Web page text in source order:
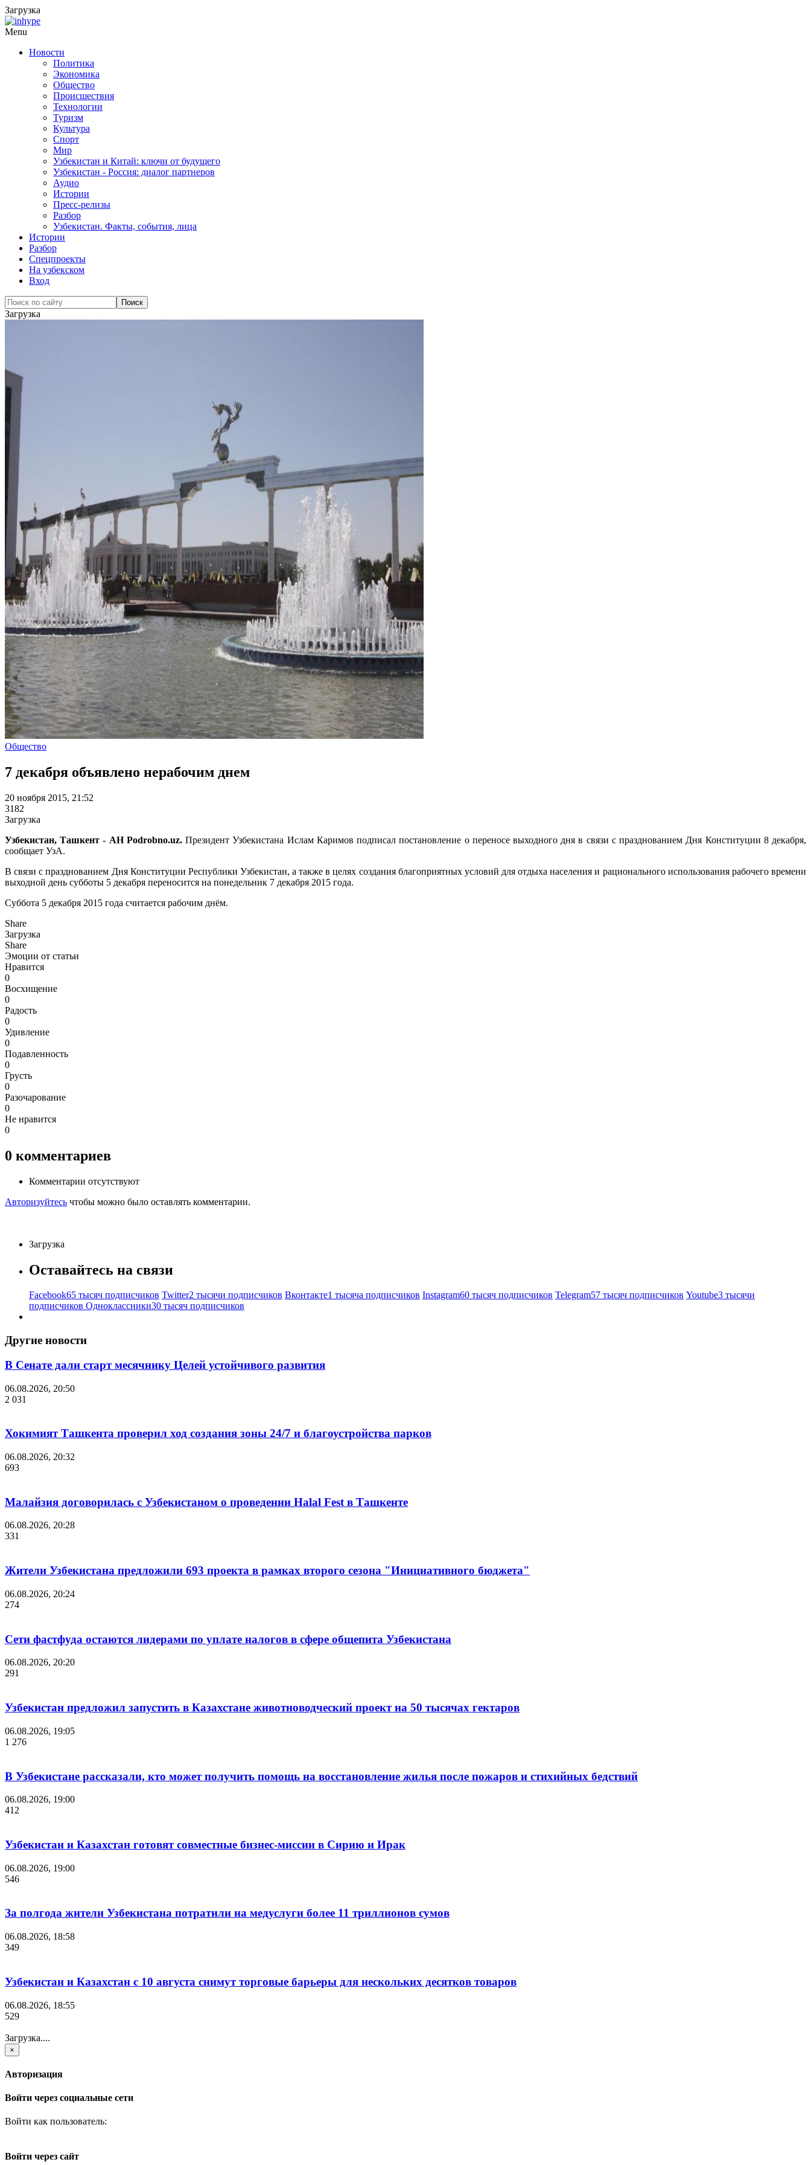
Загрузка
Menu
Новости
Политика
Экономика
Общество
Происшествия
Технологии
Туризм
Культура
Спорт
Мир
Узбекистан и Китай: ключи от будущего
Узбекистан - Россия: диалог партнеров
Аудио
Истории
Пресс-релизы
Разбор
Узбекистан. Факты, события, лица
Истории
Разбор
Спецпроекты
На узбекском
Вход
Загрузка
Общество
7 декабря объявлено нерабочим днем
20 ноября 2015, 21:52
3182
Загрузка
Узбекистан, Ташкент - АН Podrobno.uz.Президент Узбекистана Ислам Каримов подписал постановление о переносе выходного дня в связи с празднованием Дня Конституции 8 декабря,
сообщает УзА.
В связи с празднованием Дня Конституции Республики Узбекистан, а также в целях создания благоприятных условий для отдыха населения и рационального использования рабочего времени
выходной день субботы 5 декабря переносится на понедельник 7 декабря 2015 года.
Суббота 5 декабря 2015 года считается рабочим днём.
Share
Загрузка
Share
Эмоции от статьи
Нравится
0
Восхищение
0
Радость
0
Удивление
0
Подавленность
0
Грусть
0
Разочарование
0
Не нравится
0
0 комментариев
Комментарии отсутствуют
Авторизуйтесь чтобы можно было оставлять комментарии.
Загрузка
Оставайтесь на связи
Facebook65 тысяч подписчиков Twitter2 тысячи подписчиков Вконтакте1 тысяча подписчиков Instagram60 тысяч подписчиков Telegram57 тысяч подписчиков Youtube3 тысячи
подписчиков Одноклассники30 тысяч подписчиков
Другие новости
В Сенате дали старт месячнику Целей устойчивого развития
06.08.2026, 20:50
2 031
Хокимият Ташкента проверил ход создания зоны 24/7 и благоустройства парков
06.08.2026, 20:32
693
Малайзия договорилась с Узбекистаном о проведении Halal Fest в Ташкенте
06.08.2026, 20:28
331
Жители Узбекистана предложили 693 проекта в рамках второго сезона "Инициативного бюджета"
06.08.2026, 20:24
274
Сети фастфуда остаются лидерами по уплате налогов в сфере общепита Узбекистана
06.08.2026, 20:20
291
Узбекистан предложил запустить в Казахстане животноводческий проект на 50 тысячах гектаров
06.08.2026, 19:05
1 276
В Узбекистане рассказали, кто может получить помощь на восстановление жилья после пожаров и стихийных бедствий
06.08.2026, 19:00
412
Узбекистан и Казахстан готовят совместные бизнес-миссии в Сирию и Ирак
06.08.2026, 19:00
546
За полгода жители Узбекистана потратили на медуслуги более 11 триллионов сумов
06.08.2026, 18:58
349
Узбекистан и Казахстан с 10 августа снимут торговые барьеры для нескольких десятков товаров
06.08.2026, 18:55
529
Загрузка....
×
Авторизация
Войти через социальные сети
Войти как пользователь:
Войти через сайт